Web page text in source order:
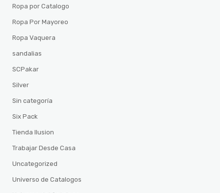
Ropa por Catalogo
Ropa Por Mayoreo
Ropa Vaquera
sandalias
SCPakar
Silver
Sin categoría
Six Pack
Tienda Ilusion
Trabajar Desde Casa
Uncategorized
Universo de Catalogos